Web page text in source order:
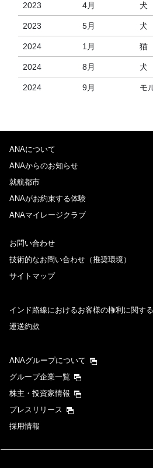
2023 4月 犬
2023 5月 犬
2024 1月 猫
2024 8月 犬
2024 9月 モ
ANAについて
ANAからのお知らせ
就航都市
ANAがお約束する体験
ANAマイレージクラブ
お問い合わせ
技術的なお問い合わせ（推奨環境）
サイトマップ
インド路線におけるお客様の権利に関す
運送約款
ANAグループについて
グループ企業一覧
株主・投資家情報
プレスリリース
採用情報